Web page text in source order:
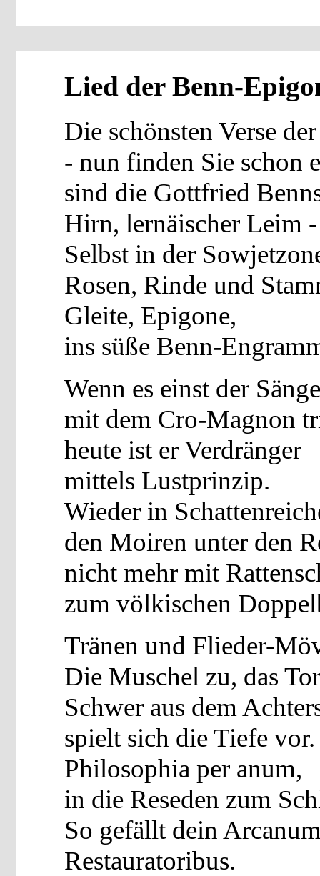
Lied der Benn-
Die schönsten Verse
- nun finden Sie schon
sind die Gottfried
Hirn, lernäischer Leim -
Selbst in der
Rosen, Rinde und
Gleite, Epigone,
ins süße Benn-
Wenn es einst der
mit dem Cro-Magnon
heute ist er Verdränger
mittels Lustprinzip.
Wieder in
den Moiren unter den
nicht mehr mit
zum völkischen
Tränen und Flieder-
Die Muschel zu, das
Schwer aus dem
spielt sich die Tiefe vor.
Philosophia per anum,
in die Reseden zum
So gefällt dein
Restauratoribus.